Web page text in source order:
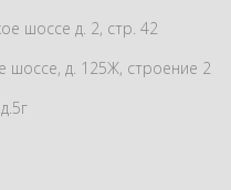
шоссе д. 2, стр. 42
шоссе, д. 125Ж, строение 2